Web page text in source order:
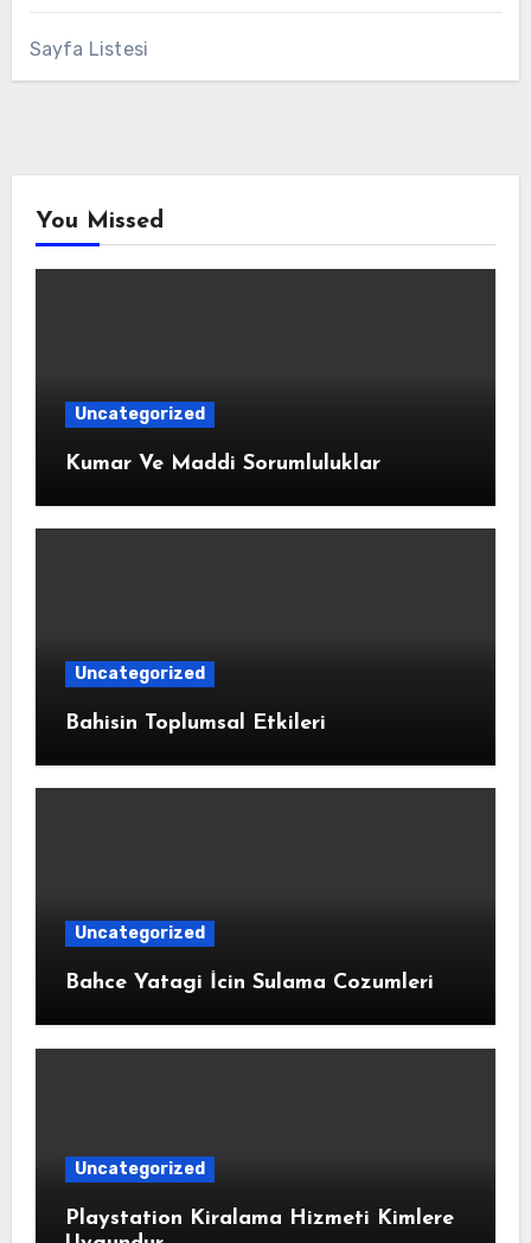
Sayfa Listesi
You Missed
Uncategorized
Kumar Ve Maddi Sorumluluklar
Uncategorized
Bahisin Toplumsal Etkileri
Uncategorized
Bahce Yatagi İcin Sulama Cozumleri
Uncategorized
Playstation Kiralama Hizmeti Kimlere